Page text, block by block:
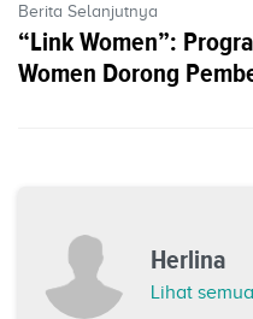
Berita Selanjutnya
“Link Women”:
Women Dorong
Herlina
Lihat